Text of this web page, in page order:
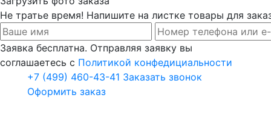
Не тратье время! Напишите на листке товары для
Заявка бесплатна. Отправляя заявку вы
соглашаетесь с Политикой конфедициальности
+7 (499) 460-43-41 Заказать звонок
Оформить заказ